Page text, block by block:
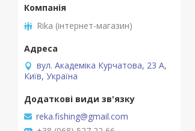
Rika (інтернет-магазин)
вул. Академіка Курчатова, 23 А,
Київ, Україна
reka.fishing@gmail.com